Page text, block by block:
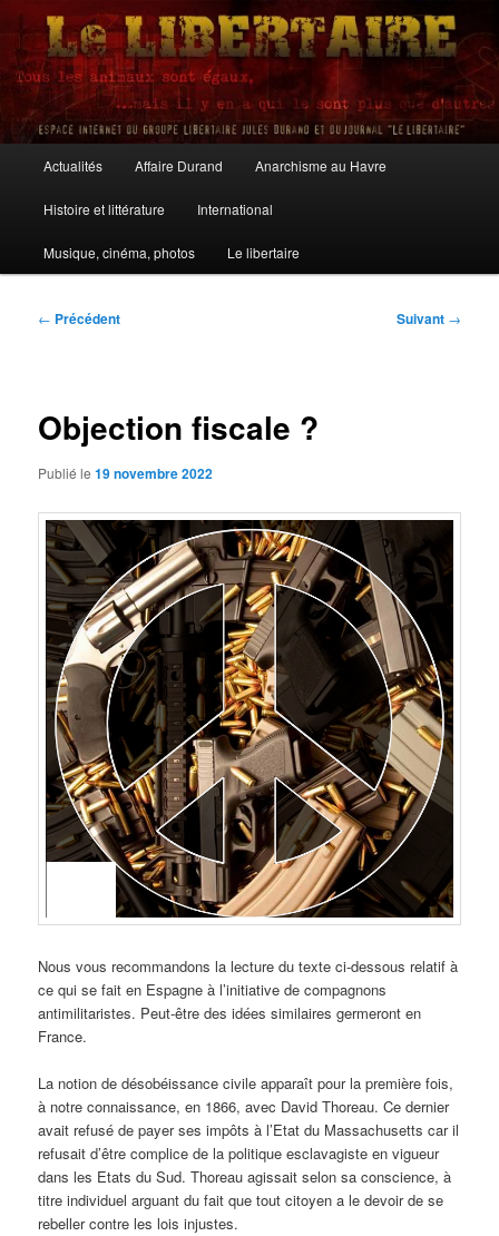
Aller
contenu
principalLe Libertaire
principal
Actualités Affaire Durand Anarchisme au Havre
Histoire et littérature International
Musique, cinéma, photos Le libertaire
Navigation
← Précédent Suivant →
Objection fiscale ?
Publié le19 novembre 2022
Nous vous recommandons la lecture du texte ci-dessous relatif à
ce qui se fait en Espagne à l’initiative de compagnons
antimilitaristes. Peut-être des idées similaires germeront en
France.
La notion de désobéissance civile apparaît pour la première fois,
à notre connaissance, en 1866, avec David Thoreau. Ce dernier
avait refusé de payer ses impôts à l’Etat du Massachusetts car il
refusait d’être complice de la politique esclavagiste en vigueur
dans les Etats du Sud. Thoreau agissait selon sa conscience, à
titre individuel arguant du fait que tout citoyen a le devoir de se
rebeller contre les lois injustes.